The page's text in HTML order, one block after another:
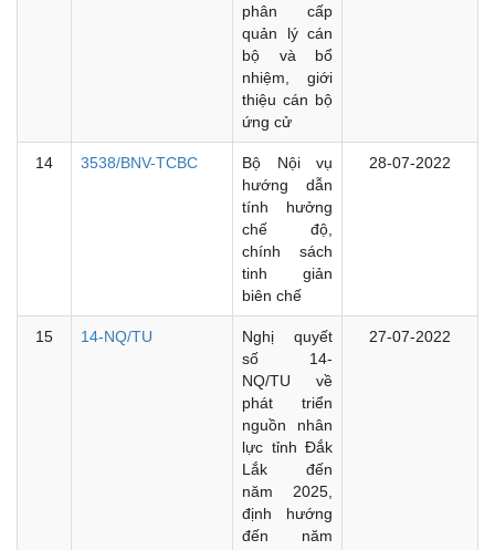
phân cấp
quản lý cán
bộ và bổ
nhiệm, giới
thiệu cán bộ
ứng cử
14 3538/BNV-TCBC
Bộ Nội vụ
hướng dẫn
tính hưởng
chế độ,
chính sách
tinh giản
biên chế
28-07-2022
15 14-NQ/TU
Nghị quyết
số 14-
NQ/TU về
phát triển
nguồn nhân
lực tỉnh Đắk
Lắk đến
năm 2025,
định hướng
đến năm
27-07-2022